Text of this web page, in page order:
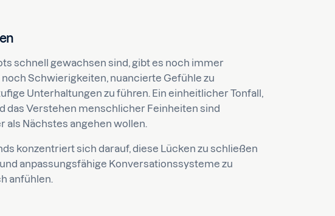
schnell gewachsen sind, gibt es noch immer
Schwierigkeiten, nuancierte Gefühle zu
Unterhaltungen zu führen. Ein einheitlicher Tonfall,
das Verstehen menschlicher Feinheiten sind
als Nächstes angehen wollen.
konzentriert sich darauf, diese Lücken zu schließen
anpassungsfähige Konversationssysteme zu
anfühlen.